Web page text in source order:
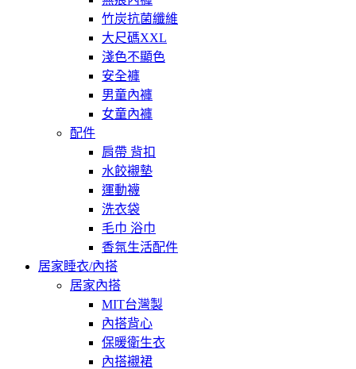
竹炭抗菌纖維
大尺碼XXL
淺色不顯色
安全褲
男童內褲
女童內褲
配件
肩帶 背扣
水餃襯墊
運動襪
洗衣袋
毛巾 浴巾
香氛生活配件
居家睡衣/內搭
居家內搭
MIT台灣製
內搭背心
保暖衛生衣
內搭襯裙